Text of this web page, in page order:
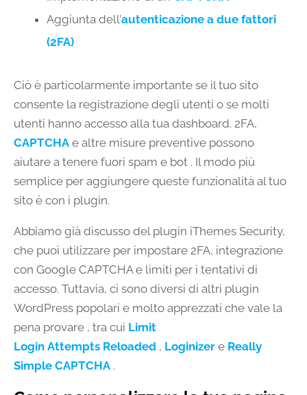
Aggiunta dell’autenticazione a due fattori
(2FA)
Ciò è particolarmente importante se il tuo sito
consente la registrazione degli utenti o se molti
utenti hanno accesso alla tua dashboard. 2FA,
CAPTCHA e altre misure preventive possono
aiutare a tenere fuori spam e bot . Il modo più
semplice per aggiungere queste funzionalità al tuo
sito è con i plugin.
Abbiamo già discusso del plugin iThemes Security,
che puoi utilizzare per impostare 2FA, integrazione
con Google CAPTCHA e limiti per i tentativi di
accesso. Tuttavia, ci sono diversi di altri plugin
WordPress popolari e molto apprezzati che vale la
pena provare , tra cui Limit
Login Attempts Reloaded , Loginizer e Really
Simple CAPTCHA .